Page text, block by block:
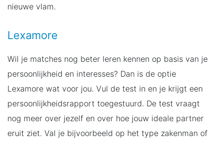
nieuwe vlam.
Lexamore
Wil je matches nog beter leren kennen op basis van je
persoonlijkheid en interesses? Dan is de optie
Lexamore wat voor jou. Vul de test in en je krijgt een
persoonlijkheidsrapport toegestuurd. De test vraagt
nog meer over jezelf en over hoe jouw ideale partner
eruit ziet. Val je bijvoorbeeld op het type zakenman of